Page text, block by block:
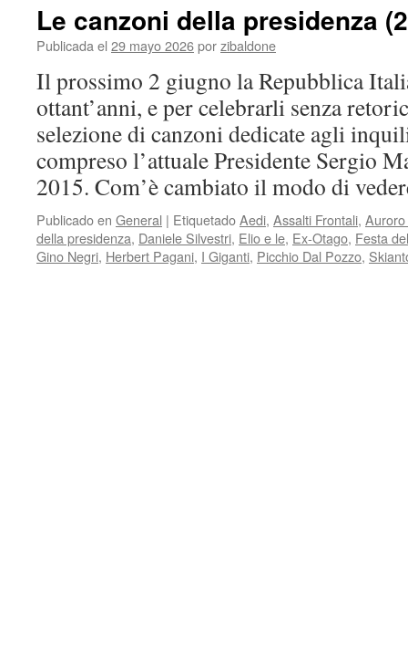
Le canzoni della presidenza
Publicada el 29 mayo 2026porzibaldone
Il prossimo 2 giugno la Repubblica
ottant’anni, e per celebrarli senza
selezione di canzoni dedicate agli
compreso l’attuale Presidente Sergio
2015. Com’è cambiato il modo di
Publicado en General | EtiquetadoAedi, Assalti Frontali,
della presidenza, Daniele Silvestri, Elio e le, Ex-Otago, Festa
Gino Negri, Herbert Pagani, I Giganti, Picchio Dal Pozzo,